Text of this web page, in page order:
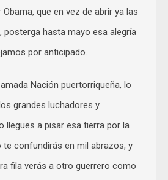
que en vez de abrir ya las
posterga hasta mayo esa alegría
por anticipado.
Nación puertorriqueña, lo
grandes luchadores y
llegues a pisar esa tierra por la
te confundirás en mil abrazos, y
fila verás a otro guerrero como